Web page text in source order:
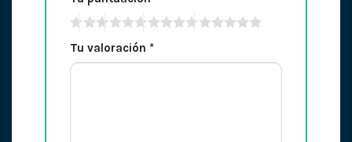
Tu valoración *